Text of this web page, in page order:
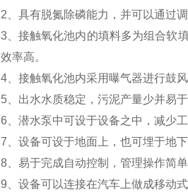
2、具有脱氮除磷能力，并可以通过
3、接触氧化池内的填料多为组合软
效率高。
4、接触氧化池内采用曝气器进行鼓
5、出水水质稳定，污泥产量少并易于
6、潜水泵中可设于设备之中，减少工
7、设备可设于地面上，也可埋于地
8、易于完成自动控制，管理操作简单
9、设备可以连接在汽车上做成移动